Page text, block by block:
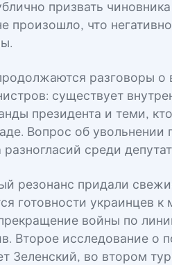
призвать
произошло, что
разговоры о
существует
президента и теми,
Вопрос об увольнении
среди
резонанс придали
готовности украинцев
войны по
Второе исследование о
Зеленский, во втором